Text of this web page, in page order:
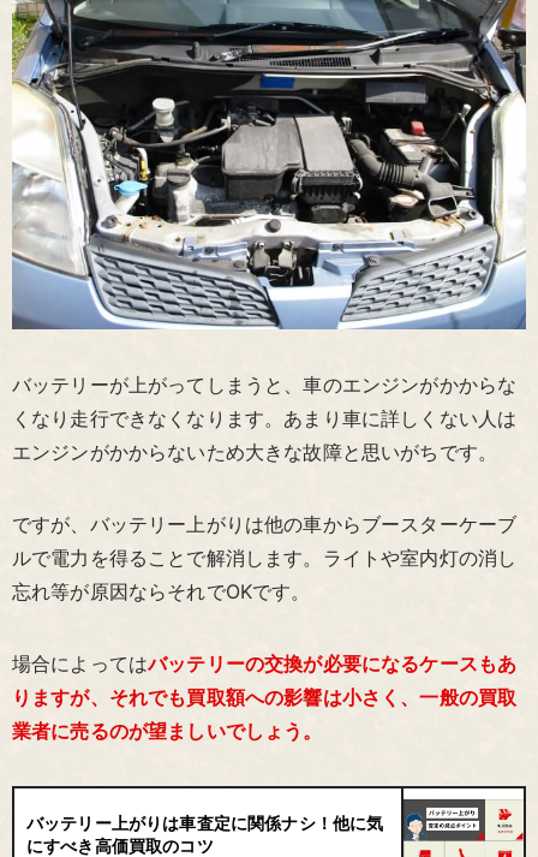
バッテリーが上がってしまうと、車のエンジンがかからな
くなり走行できなくなります。あまり車に詳しくない人は
エンジンがかからないため大きな故障と思いがちです。
ですが、バッテリー上がりは他の車からブースターケーブ
ルで電力を得ることで解消します。ライトや室内灯の消し
忘れ等が原因ならそれでOKです。
場合によってはバッテリーの交換が必要になるケースもあ
りますが、それでも買取額への影響は小さく、一般の買取
業者に売るのが望ましいでしょう。
バッテリー上がりは車査定に関係ナシ！他に気
にすべき高価買取のコツ